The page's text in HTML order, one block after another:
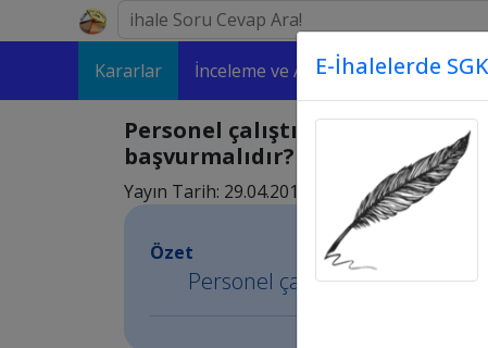
Kararlar İnceleme ve Analizler Makaleler
Personel çalıştırılmasına
başvurmalıdır?
Yayın Tarih: 29.04.2015 11:04
Özet
Personel çalıştırılmasına
E-İhalelerde